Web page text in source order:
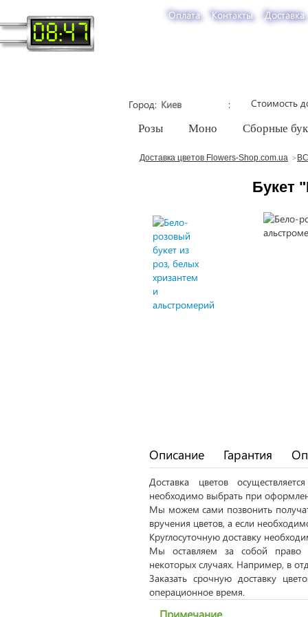
08:47
Оплата Контакты Доставка
Город Стоимость
Розы Моно Сборные
Доставка цветов Flowers-Shop.com.ua
Букет
Описание Гарантия
Доставка цветов
необходимо выбрать при
Мы можем сами позвонить
вручения цветов, а если
Круглосуточную доставку
Мы оставляем за собой право
некоторых случаях. Например, в
Заказать срочную доставку
операционное время.
Примечание